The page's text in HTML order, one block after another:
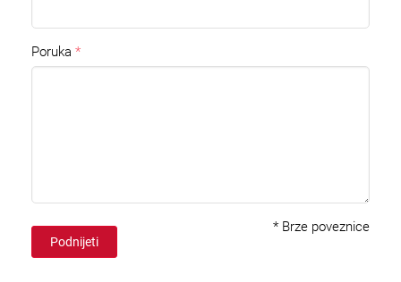
Poruka
* Brze poveznice
Podnijeti